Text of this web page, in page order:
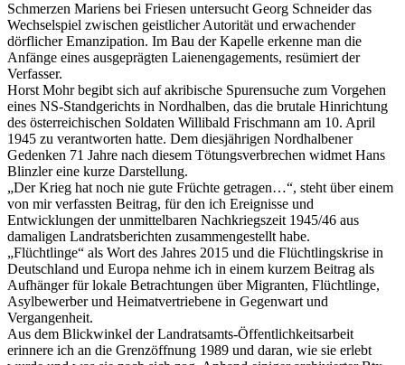
Schmerzen Mariens bei Friesen untersucht Georg Schneider das
Wechselspiel zwischen geistlicher Autorität und erwachender
dörflicher Emanzipation. Im Bau der Kapelle erkenne man die
Anfänge eines ausgeprägten Laienengagements, resümiert der
Verfasser.
Horst Mohr begibt sich auf akribische Spurensuche zum Vorgehen
eines NS-Standgerichts in Nordhalben, das die brutale Hinrichtung
des österreichischen Soldaten Willibald Frischmann am 10. April
1945 zu verantworten hatte. Dem diesjährigen Nordhalbener
Gedenken 71 Jahre nach diesem Tötungsverbrechen widmet Hans
Blinzler eine kurze Darstellung.
„Der Krieg hat noch nie gute Früchte getragen…“, steht über einem
von mir verfassten Beitrag, für den ich Ereignisse und
Entwicklungen der unmittelbaren Nachkriegszeit 1945/46 aus
damaligen Landratsberichten zusammengestellt habe.
„Flüchtlinge“ als Wort des Jahres 2015 und die Flüchtlingskrise in
Deutschland und Europa nehme ich in einem kurzem Beitrag als
Aufhänger für lokale Betrachtungen über Migranten, Flüchtlinge,
Asylbewerber und Heimatvertriebene in Gegenwart und
Vergangenheit.
Aus dem Blickwinkel der Landratsamts-Öffentlichkeitsarbeit
erinnere ich an die Grenzöffnung 1989 und daran, wie sie erlebt